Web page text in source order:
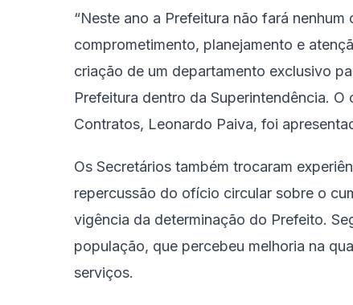
“Neste ano a Prefeitura não fará
comprometimento, planejamento e
criação de um departamento exclusivo
Prefeitura dentro da Superintendência.
Contratos, Leonardo Paiva, foi
Os Secretários também trocaram
repercussão do ofício circular sobre o
vigência da determinação do Prefeito.
população, que percebeu melhoria na
serviços.